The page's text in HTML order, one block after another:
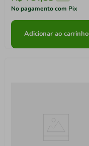
No pagamento com Pix
Adicionar ao carrinho